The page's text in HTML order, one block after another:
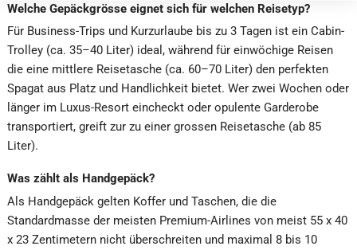
Welche Gepäckgrösse eignet sich für welchen Reisetyp?
Für Business-Trips und Kurzurlaube bis zu 3 Tagen ist ein Cabin-
Trolley (ca. 35–40 Liter) ideal, während für einwöchige Reisen
die eine mittlere Reisetasche (ca. 60–70 Liter) den perfekten
Spagat aus Platz und Handlichkeit bietet. Wer zwei Wochen oder
länger im Luxus-Resort eincheckt oder opulente Garderobe
transportiert, greift zur zu einer grossen Reisetasche (ab 85
Liter).
Was zählt als Handgepäck?
Als Handgepäck gelten Koffer und Taschen, die die
Standardmasse der meisten Premium-Airlines von meist 55 x 40
x 23 Zentimetern nicht überschreiten und maximal 8 bis 10